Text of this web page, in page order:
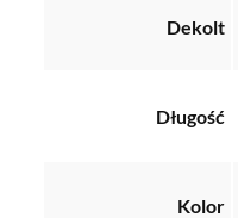
Dekolt
Długość
Kolor